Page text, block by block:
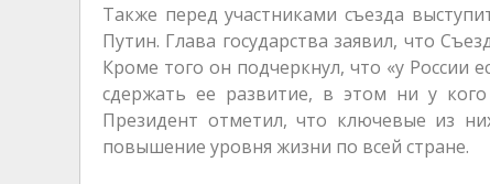
Также перед участниками съезда
Путин. Глава государства заявил, что
Кроме того он подчеркнул, что «у России
сдержать ее развитие, в этом ни у
Президент отметил, что ключевые из
повышение уровня жизни по всей стране.